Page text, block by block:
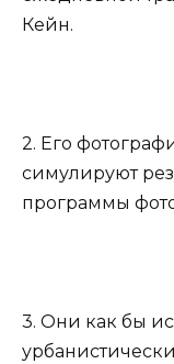
Кейн.
2. Его
симулируют
программы
3. Они как бы